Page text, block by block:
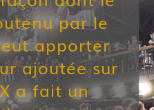
par le
apporter
ajoutée sur
a fait un